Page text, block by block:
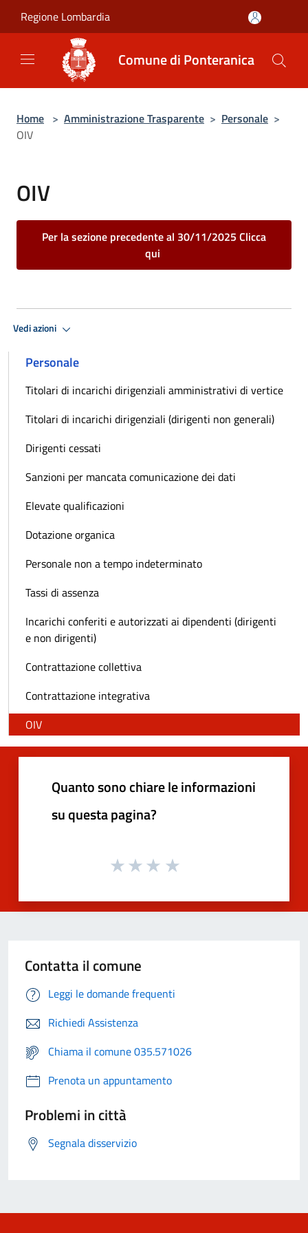
Regione Lombardia
Comune di Ponteranica
Home > Amministrazione Trasparente > Personale >
OIV
OIV
Per la sezione precedente al 30/11/2025 Clicca
qui
Vedi azioni
Personale
Titolari di incarichi dirigenziali amministrativi di vertice
Titolari di incarichi dirigenziali (dirigenti non generali)
Dirigenti cessati
Sanzioni per mancata comunicazione dei dati
Elevate qualificazioni
Dotazione organica
Personale non a tempo indeterminato
Tassi di assenza
Incarichi conferiti e autorizzati ai dipendenti (dirigenti
e non dirigenti)
Contrattazione collettiva
Contrattazione integrativa
OIV
Quanto sono chiare le informazioni
su questa pagina?
Contatta il comune
Leggi le domande frequenti
Richiedi Assistenza
Chiama il comune 035.571026
Prenota un appuntamento
Problemi in città
Segnala disservizio